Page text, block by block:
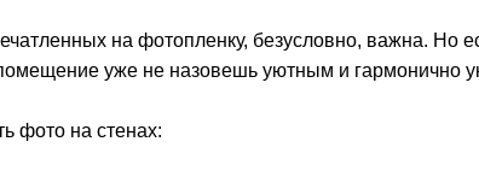
на фотопленку, безусловно, важна. Но
помещение уже не назовешь уютным и гармонично
фото на стенах: